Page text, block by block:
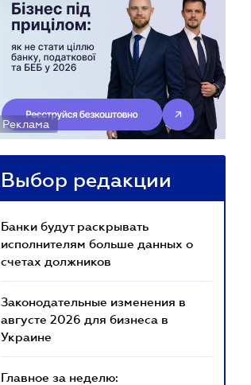
Реклама
Выбор редакции
Банки будут раскрывать
исполнителям больше данных о
счетах должников
Законодательные изменения в
августе 2026 для бизнеса в
Украине
Главное за неделю: